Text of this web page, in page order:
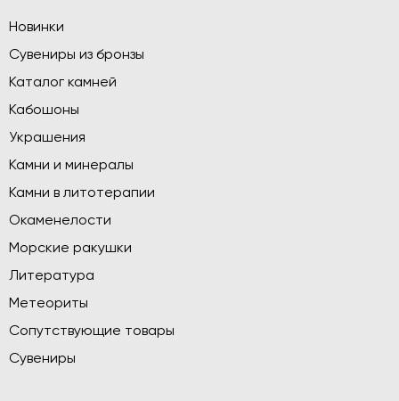
Новинки
Сувениры из бронзы
Каталог камней
Кабошоны
Украшения
Камни и минералы
Камни в литотерапии
Окаменелости
Морские ракушки
Литература
Метеориты
Сопутствующие товары
Сувениры